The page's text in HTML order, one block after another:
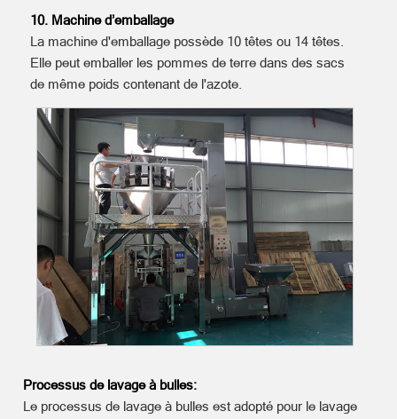
10. Machine d’emballage
La machine d'emballage possède 10 têtes ou 14 têtes.
Elle peut emballer les pommes de terre dans des sacs
de même poids contenant de l'azote.
Processus de lavage à bulles:
Le processus de lavage à bulles est adopté pour le lavage